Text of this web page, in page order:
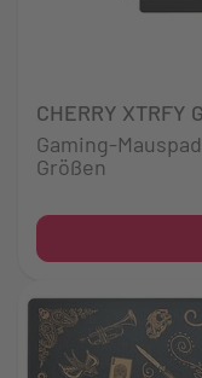
CHERRY XTRFY
Gaming-
Größen